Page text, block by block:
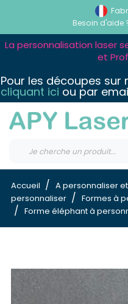
La personnalisation laser
et
Pour les découpes
cliquant ici ou par
Besoin d'aide
Accueil A personnaliser
personnaliser
Formes à
Forme éléphant à